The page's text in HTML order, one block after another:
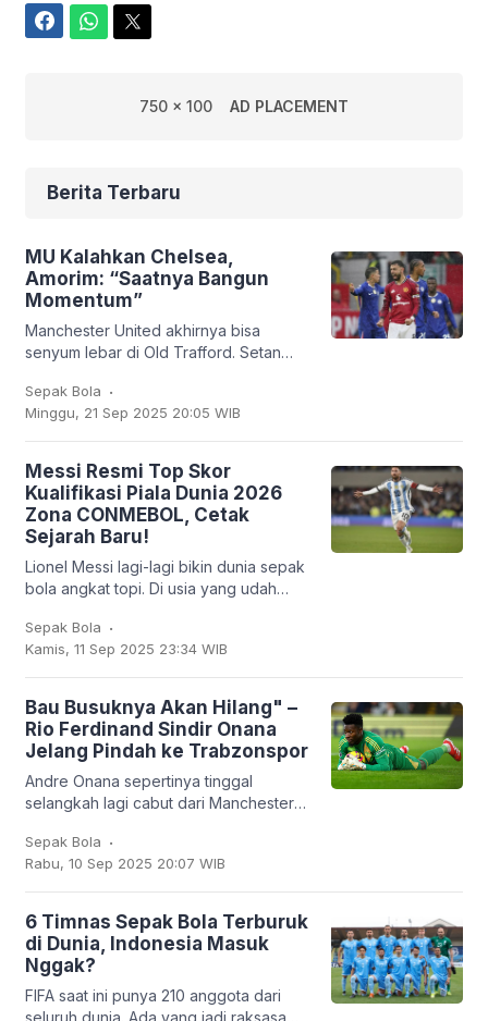
750 x 100 AD PLACEMENT
Berita Terbaru
MU Kalahkan Chelsea,
Amorim: “Saatnya Bangun
Momentum”
Manchester United akhirnya bisa
senyum lebar di Old Trafford. Setan
2-1 dalam lanjutan Liga Inggris, Sabtu
(20/9/2025). Bruno
Sepak Bola .
Minggu, 21 Sep 2025 20:05 WIB
Messi Resmi Top Skor
Kualifikasi Piala Dunia 2026
Zona CONMEBOL, Cetak
Sejarah Baru!
Lionel Messi lagi-lagi bikin dunia sepak
bola angkat topi. Di usia yang udah
mencatatkan sejarah baru: untuk
pertama
Sepak Bola .
Kamis, 11 Sep 2025 23:34 WIB
Bau Busuknya Akan Hilang" –
Rio Ferdinand Sindir Onana
Jelang Pindah ke Trabzonspor
Andre Onana sepertinya tinggal
selangkah lagi cabut dari Manchester
dipinjamkan ke klub Turki,
Trabzonspor. Dan
Sepak Bola .
Rabu, 10 Sep 2025 20:07 WIB
6 Timnas Sepak Bola Terburuk
di Dunia, Indonesia Masuk
Nggak?
FIFA saat ini punya 210 anggota dari
seluruh dunia. Ada yang jadi raksasa